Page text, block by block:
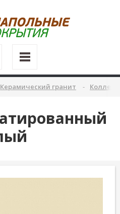
Керамический гранит